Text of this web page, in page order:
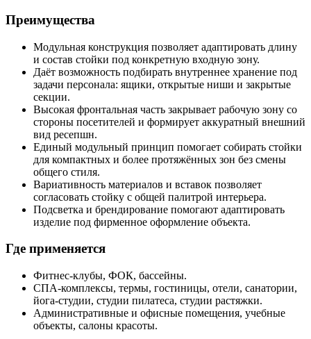
Преимущества
Модульная конструкция позволяет адаптировать длину
и состав стойки под конкретную входную зону.
Даёт возможность подбирать внутреннее хранение под
задачи персонала: ящики, открытые ниши и закрытые
секции.
Высокая фронтальная часть закрывает рабочую зону со
стороны посетителей и формирует аккуратный внешний
вид ресепшн.
Единый модульный принцип помогает собирать стойки
для компактных и более протяжённых зон без смены
общего стиля.
Вариативность материалов и вставок позволяет
согласовать стойку с общей палитрой интерьера.
Подсветка и брендирование помогают адаптировать
изделие под фирменное оформление объекта.
Где применяется
Фитнес-клубы, ФОК, бассейны.
СПА-комплексы, термы, гостиницы, отели, санатории,
йога-студии, студии пилатеса, студии растяжки.
Административные и офисные помещения, учебные
объекты, салоны красоты.